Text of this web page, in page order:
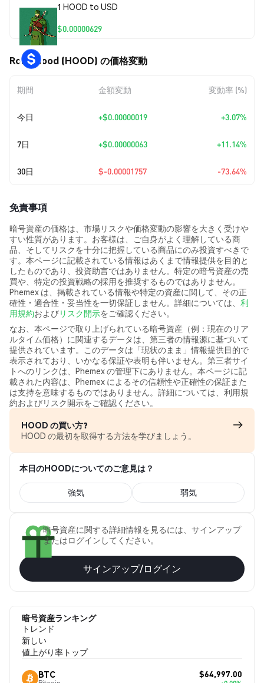
1 HOOD to USD
$0.00000629
Robinhood (HOOD) の価格変動
期間 金額変動 変動率 (%)
今日 +$0.00000019 +3.07%
7日 +$0.00000063 +11.14%
30日 $-0.00001757 -73.64%
免責事項
暗号資産の価格は、市場リスクや価格変動の影響を大きく受けや
すい性質があります。お客様は、ご自身がよく理解している商
品、そしてリスクを十分に把握している商品にのみ投資すべきで
す。本ページに記載されている情報はあくまで情報提供を目的と
したものであり、投資助言ではありません。特定の暗号資産の売
買や、特定の投資戦略の採用を推奨するものではありません。
Phemex は、掲載されている情報や特定の資産に関して、その正
確性・適合性・妥当性を一切保証しません。詳細については、 利
用規約およびリスク開示をご確認ください。
なお、本ページで取り上げられている暗号資産（例：現在のリア
ルタイム価格）に関連するデータは、第三者の情報源に基づいて
提供されています。このデータは「現状のまま」情報提供目的で
表示されており、いかなる保証や表明も伴いません。第三者サイ
トへのリンクは、Phemex の管理下にありません。本ページに記
載された内容は、Phemex によるその信頼性や正確性の保証また
は支持を意味するものではありません。詳細については、利用規
約およびリスク開示をご確認ください。
HOOD の買い方?
HOOD の最初を取得する方法を学びましょう。
本日のHOODについてのご意見は？
強気 弱気
暗号資産に関する詳細情報を見るには、サインアップ
またはログインしてください。
サインアップ/ログイン
暗号資産ランキング
トレンド
新しい
値上がり率トップ
BTC $64,997.00